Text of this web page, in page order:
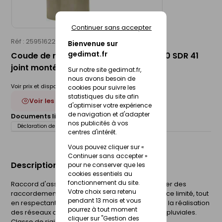
Bienvenue sur
gedimat.fr
Sur notre site gedimat.fr,
nous avons besoin de
cookies pour suivre les
statistiques du site afin
d'optimiser votre expérience
de navigation et d'adapter
nos publicités à vos
centres d'intérêt.
Vous pouvez cliquer sur «
Continuer sans accepter »
pour ne conserver que les
cookies essentiels au
fonctionnement du site.
Votre choix sera retenu
pendant 13 mois et vous
pourrez à tout moment
cliquer sur "Gestion des
Continuer sans accepter
Réf : 25951622 WAVIN
Coude de raccordement PVC MF 87°30 SDR 41
joint monté - D110
Voir prix et disponibilité en magasin
Voir les 7 déclinaisons
Documents liés :
Fiche technique
Déclaration de performance (DOP)
Description du produit
Raccord d'assainissement permettant d'effectuer des
raccordements dans des configurations à espace limité, tout
en respectant le sens du fil d'eau. Il est destiné à la réalisation
des réseaux d'évacuation d'eaux usées et eaux pluviales.